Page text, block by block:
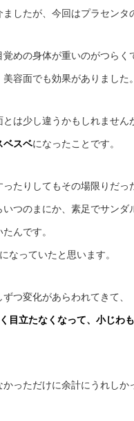
したが、今回はプラセンタ
めの身体が重いのがつらく
容面でも効果がありました。
は少し違うかもしれません
ベスベになったことです。
たりしてもその場限りだっ
つのまにか、素足でサンダ
んです。
なっていたと思います。
つ変化があらわれてきて、
目立たなくなって、小じわ
っただけに余計にうれしか